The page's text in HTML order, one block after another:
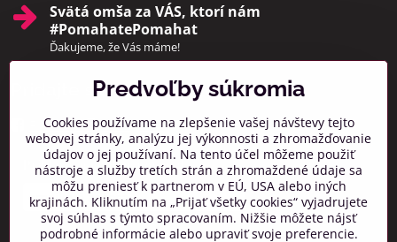
Svätá omša za VÁS, ktorí nám
#PomahatePomahat
Ďakujeme, že Vás máme!
Pridajte sa k nám
Facebook Instagram
Prihlásiť na odber noviniek
Predvoľby súkromia
Cookies používame na zlepšenie vašej návštevy tejto
webovej stránky, analýzu jej výkonnosti a zhromažďovanie
údajov o jej používaní. Na tento účel môžeme použiť
nástroje a služby tretích strán a zhromaždené údaje sa
môžu preniesť k partnerom v EÚ, USA alebo iných
krajinách. Kliknutím na „Prijať všetky cookies“ vyjadrujete
svoj súhlas s týmto spracovaním. Nižšie môžete nájsť
podrobné informácie alebo upraviť svoje preferencie.